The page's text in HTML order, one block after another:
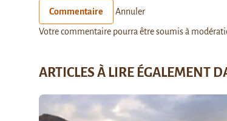
Commentaire Annuler
Votre commentaire pourra être soumis à
ARTICLES À LIRE ÉGALEMENT